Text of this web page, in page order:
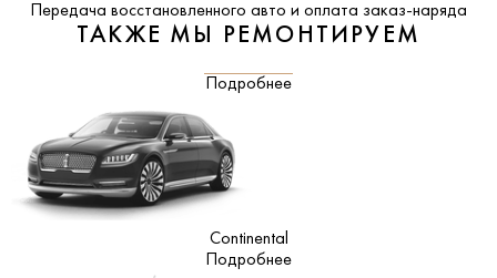
Передача восстановленного авто и оплата заказ-наряда
ТАКЖЕ МЫ РЕМОНТИРУЕМ
Подробнее
Continental
Подробнее